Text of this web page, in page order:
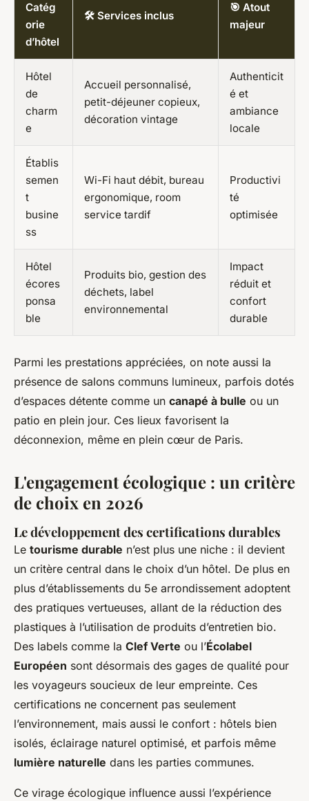
Catég
orie
d’hôtel
🛠️ Services inclus
🎯 Atout
majeur
Hôtel
de
charm
e
Accueil personnalisé,
petit-déjeuner copieux,
décoration vintage
Authenticit
é et
ambiance
locale
Établis
semen
t
busine
ss
Wi-Fi haut débit, bureau
ergonomique, room
service tardif
Productivi
té
optimisée
Hôtel
écores
ponsa
ble
Produits bio, gestion des
déchets, label
environnemental
Impact
réduit et
confort
durable
Parmi les prestations appréciées, on note aussi la
présence de salons communs lumineux, parfois dotés
d’espaces détente comme un canapé à bulle ou un
patio en plein jour. Ces lieux favorisent la
déconnexion, même en plein cœur de Paris.
L'engagement écologique : un critère
de choix en 2026
Le développement des certifications durables
Le tourisme durable n’est plus une niche : il devient
un critère central dans le choix d’un hôtel. De plus en
plus d’établissements du 5e arrondissement adoptent
des pratiques vertueuses, allant de la réduction des
plastiques à l’utilisation de produits d’entretien bio.
Des labels comme la Clef Verte ou l’Écolabel
Européen sont désormais des gages de qualité pour
les voyageurs soucieux de leur empreinte. Ces
certifications ne concernent pas seulement
l’environnement, mais aussi le confort : hôtels bien
isolés, éclairage naturel optimisé, et parfois même
lumière naturelle dans les parties communes.
Ce virage écologique influence aussi l’expérience